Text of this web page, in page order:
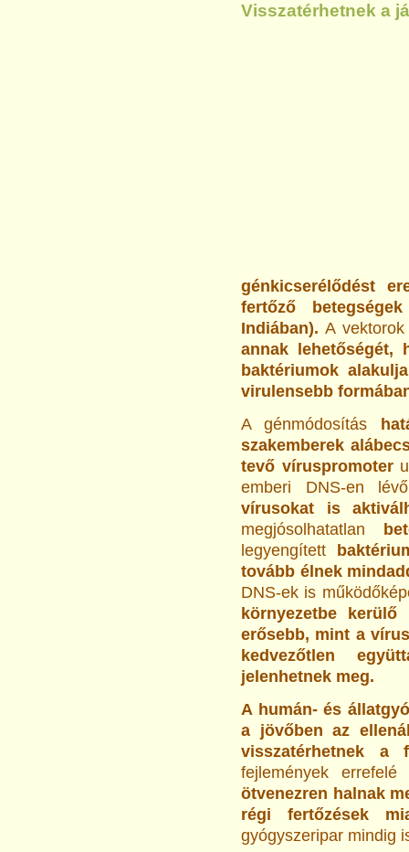
Visszatérhetnek a
génkicserélődést
fertőző
Indiában). A
annak lehetőségét,
baktériumok
virulensebb
A génmódosítás
szakemberek
tevő víruspromoter
emberi DNS-en lévő
vírusokat is
megjósolhatatlan
legyengített
tovább élnek
DNS-ek is
környezetbe kerülő
erősebb, mint a
kedvezőtlen
jelenhetnek meg.
A humán- és
a jövőben az
visszatérhetnek a
fejlemények
ötvenezren halnak
régi fertőzések
gyógyszeripar mindig